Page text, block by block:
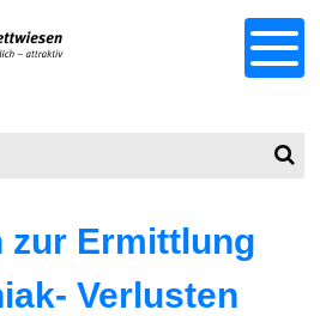
Menu
zur Ermittlung
Verlusten